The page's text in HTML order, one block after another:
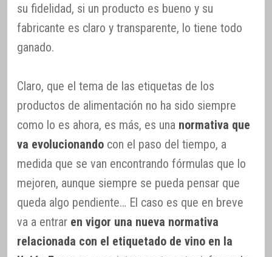
su fidelidad, si un producto es bueno y su
fabricante es claro y transparente, lo tiene todo
ganado.
Claro, que el tema de las etiquetas de los
productos de alimentación no ha sido siempre
como lo es ahora, es más, es una normativa que
va evolucionando con el paso del tiempo, a
medida que se van encontrando fórmulas que lo
mejoren, aunque siempre se pueda pensar que
queda algo pendiente… El caso es que en breve
va a entrar en vigor una nueva normativa
relacionada con el etiquetado de vino en la